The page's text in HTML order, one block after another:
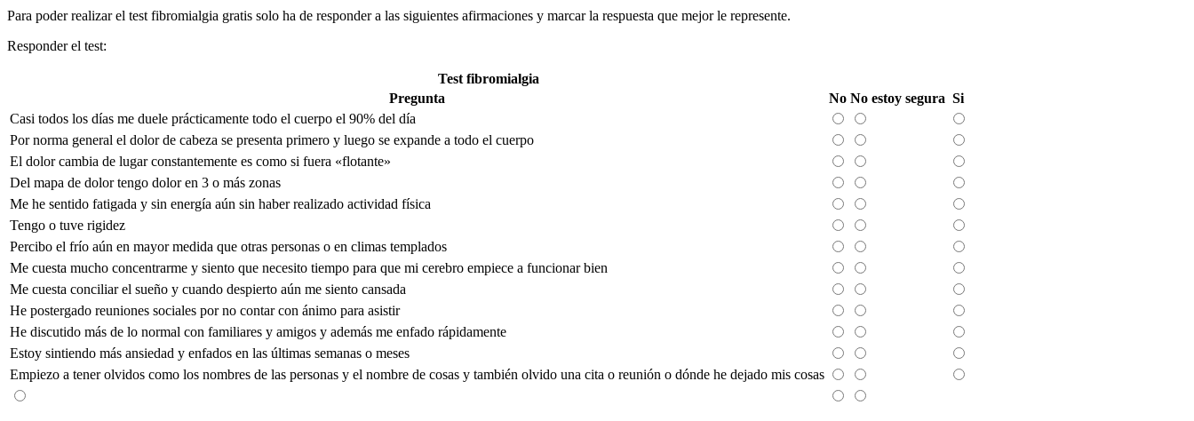
Para poder realizar el test fibromialgia gratis solo ha de responder a las siguientes afirmaciones y marcar la respuesta que mejor le represente.
Responder el test:
Test fibromialgia
Pregunta
No No estoy segura Si
Casi todos los días me duele prácticamente todo el cuerpo el 90% del día
Por norma general el dolor de cabeza se presenta primero y luego se expande a todo el cuerpo
El dolor cambia de lugar constantemente es como si fuera «flotante»
Del mapa de dolor tengo dolor en 3 o más zonas
Me he sentido fatigada y sin energía aún sin haber realizado actividad física
Tengo o tuve rigidez
Percibo el frío aún en mayor medida que otras personas o en climas templados
Me cuesta mucho concentrarme y siento que necesito tiempo para que mi cerebro empiece a funcionar bien
Me cuesta conciliar el sueño y cuando despierto aún me siento cansada
He postergado reuniones sociales por no contar con ánimo para asistir
He discutido más de lo normal con familiares y amigos y además me enfado rápidamente
Estoy sintiendo más ansiedad y enfados en las últimas semanas o meses
Empiezo a tener olvidos como los nombres de las personas y el nombre de cosas y también olvido una cita o reunión o dónde he dejado mis cosas